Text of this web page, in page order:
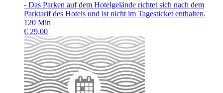
- Das Parken auf dem Hotelgelände richtet sich nach dem
Parktarif des Hotels und ist nicht im Tagesticket enthalten.
120 Min
€ 29,00